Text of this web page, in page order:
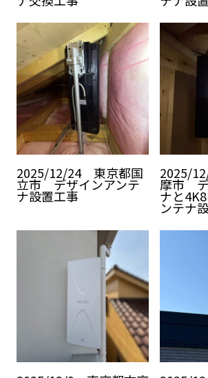
2025/12/24 東京都国
立市 デザインアンテ
ナ設置工事
2025/
摩市 デ
ナと
ンテナ